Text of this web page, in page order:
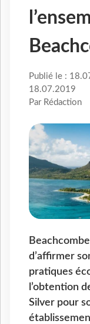
Publié le :
18.07.2019
Par Rédaction
d’affirmer
pratiques
l’obtention
Silver pour